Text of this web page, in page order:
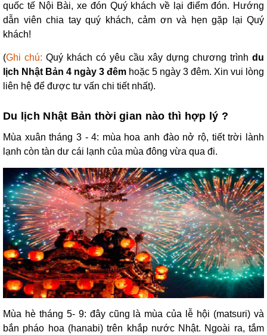
quốc tế Nội Bài, xe đón Quý khách về lại điểm đón. Hướng
dẫn viên chia tay quý khách, cảm ơn và hẹn gặp lại Quý
khách!
(Ghi chú: Quý khách có yêu cầu xây dựng chương trình du
lịch Nhật Bản 4 ngày 3 đêm hoặc 5 ngày 3 đêm. Xin vui lòng
liên hệ để được tư vấn chi tiết nhất).
Du lịch Nhật Bản thời gian nào thì hợp lý ?
Mùa xuân tháng 3 - 4: mùa hoa anh đào nở rộ, tiết trời lành
lạnh còn tàn dư cái lạnh của mùa đông vừa qua đi.
Mùa hè tháng 5- 9: đây cũng là mùa của lễ hội (matsuri) và
bắn pháo hoa (hanabi) trên khắp nước Nhật. Ngoài ra, tắm